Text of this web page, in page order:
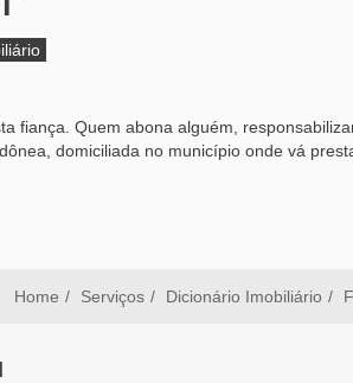
fiança. Quem abona alguém,
domiciliada no município onde vá
Home Serviços Dicionário Imobiliário